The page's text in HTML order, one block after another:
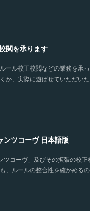
閲を承ります
ール校正校閲などの業務を承
か、実際に遊ばせていただ
ツコーヴ 日本語版
ツコーヴ」及びその拡張の校
、ルールの整合性を確かめ